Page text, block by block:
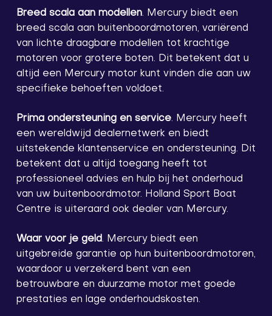
Breed scala aan modellen. Mercury biedt een
breed scala aan buitenboordmotoren, variërend
van lichte draagbare modellen tot krachtige
motoren voor grotere boten. Dit betekent dat u
altijd een Mercury motor kunt vinden die aan uw
specifieke behoeften voldoet.
Prima ondersteuning en service. Mercury heeft
een wereldwijd dealernetwerk en biedt
uitstekende klantenservice en ondersteuning. Dit
betekent dat u altijd toegang heeft tot
professioneel advies en hulp bij het onderhoud
van uw buitenboordmotor. Holland Sport Boat
Centre is uiteraard ook dealer van Mercury.
Waar voor je geld. Mercury biedt een
uitgebreide garantie op hun buitenboordmotoren,
waardoor u verzekerd bent van een
betrouwbare en duurzame motor met goede
prestaties en lage onderhoudskosten.